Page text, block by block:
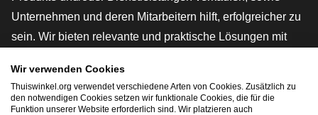
Unternehmen und deren Mitarbeitern hilft, erfolgreicher zu
sein. Wir bieten relevante und praktische Lösungen mit
rechtlichen Instrumenten und Beratung,
Interessenvertretung, Marktforschung und verfügen über
Wir verwenden Cookies
Thuiswinkel.org verwendet verschiedene Arten von Cookies. Zusätzlich zu
den notwendigen Cookies setzen wir funktionale Cookies, die für die
Funktion unserer Website erforderlich sind. Wir platzieren auch